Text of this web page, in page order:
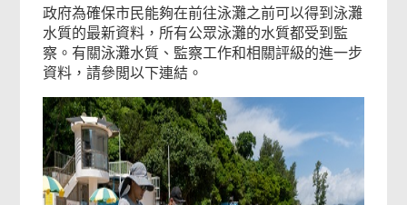
政府為確保市民能夠在前往泳灘之前可以得到泳灘
水質的最新資料，所有公眾泳灘的水質都受到監
察。有關泳灘水質、監察工作和相關評級的進一步
資料，請參閲以下連結。